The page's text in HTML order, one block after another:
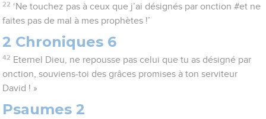
22 ‘Ne touchez pas à ceux que j’ai désignés par onction #et ne
faites pas de mal à mes prophètes !’
2 Chroniques 6
42 Eternel Dieu, ne repousse pas celui que tu as désigné par
onction, souviens-toi des grâces promises à ton serviteur
David ! »
Psaumes 2